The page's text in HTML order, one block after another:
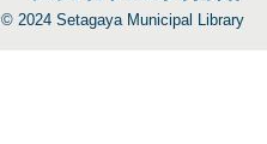
© 2024 Setagaya Municipal Library